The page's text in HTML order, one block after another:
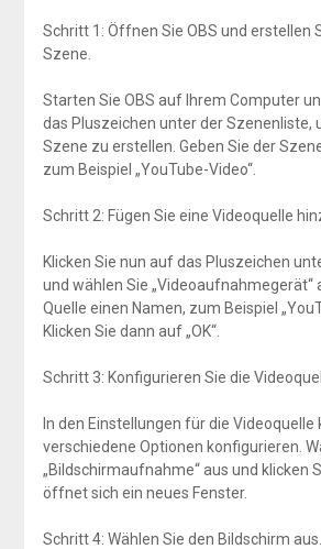
Schritt 1: Öffnen Sie OBS und erstellen
Szene.
Starten Sie OBS auf Ihrem Computer
das Pluszeichen unter der Szenenliste,
Szene zu erstellen. Geben Sie der
zum Beispiel „YouTube-Video“.
Schritt 2: Fügen Sie eine Videoquelle
Klicken Sie nun auf das Pluszeichen
und wählen Sie „Videoaufnahmegerät“
Quelle einen Namen, zum Beispiel
Klicken Sie dann auf „OK“.
Schritt 3: Konfigurieren Sie die
In den Einstellungen für die Videoquelle
verschiedene Optionen konfigurieren.
„Bildschirmaufnahme“ aus und klicken
öffnet sich ein neues Fenster.
Schritt 4: Wählen Sie den Bildschirm aus.